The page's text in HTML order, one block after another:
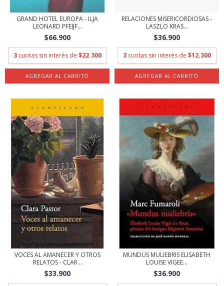
GRAND HOTEL EUROPA - ILJA
LEONARD PFEIJF...
$66.900
3 cuotas sin interés de $22.300
RELACIONES MISERICORDIOSAS -
LASZLO KRAS...
$36.900
3 cuotas sin interés de $12.300
VOCES AL AMANECER Y OTROS
RELATOS - CLAR...
$33.900
MUNDUS MULIEBRIS ELISABETH
LOUISE VIGEE...
$36.900